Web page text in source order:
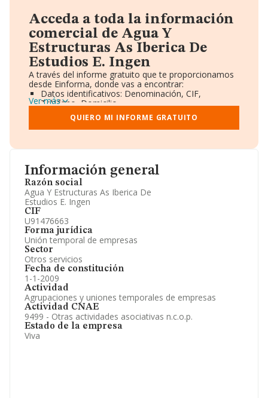
Información general
Razón social
Agua Y Estructuras As Iberica De
Estudios E. Ingen
CIF
U91476663
Forma jurídica
Unión temporal de empresas
Sector
Otros servicios
Fecha de constitución
1-1-2009
Actividad
Agrupaciones y uniones temporales de empresas
Actividad CNAE
9499 - Otras actividades asociativas n.c.o.p.
Estado de la empresa
Viva
Acceda a toda la información
comercial de Agua Y
Estructuras As Iberica De
Estudios E. Ingen
A través del informe gratuito que te proporcionamos
desde Einforma, donde vas a encontrar:
Datos identificativos: Denominación, CIF,
Teléfono, Domicilio.
Informe Mercantil Completo (BORME).
Gráficos de Evolución Ventas y Empleados.
Consejo de Administración y Administradores.
Accionistas.
Artículos de prensa publicados sobre la empresa.
Información oficial y registral complementaria.
Ver más
QUIERO MI INFORME GRATUITO